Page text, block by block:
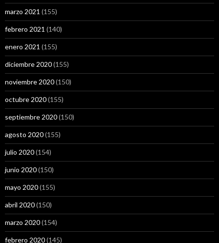
marzo 2021 (155)
febrero 2021 (140)
enero 2021 (155)
diciembre 2020(155)
noviembre 2020(150)
octubre 2020(155)
septiembre 2020(150)
agosto 2020(155)
julio 2020(154)
junio 2020(150)
mayo 2020(155)
abril 2020(150)
marzo 2020(154)
febrero 2020(145)